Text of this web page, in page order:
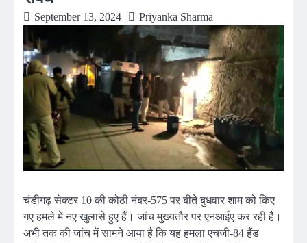
September 13, 2024 Priyanka Sharma
चंडीगढ़ सेक्टर 10 की कोठी नंबर-575 पर बीते बुधवार शाम को किए
गए हमले में नए खुलासे हुए हैं। जांच मुख्यतौर पर एनआईए कर रही है।
अभी तक की जांच में सामने आया है कि यह हमला एचजी-84 हैंड